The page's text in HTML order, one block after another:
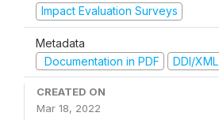
Impact Evaluation Surveys
Metadata
Documentation in PDF
DDI/XML
CREATED ON
Mar 18, 2022